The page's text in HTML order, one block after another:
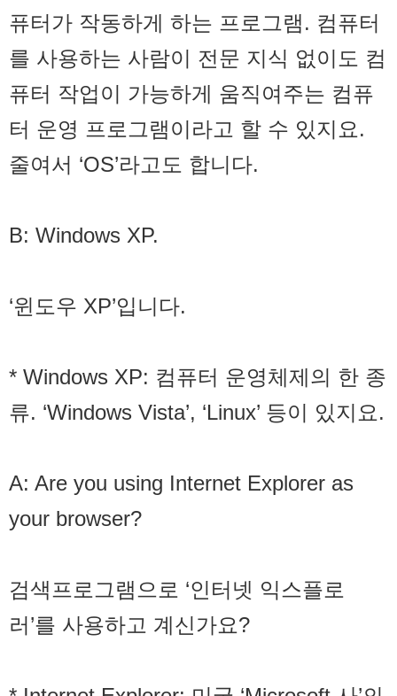
퓨터가 작동하게 하는 프로그램. 컴퓨터
를 사용하는 사람이 전문 지식 없이도 컴
퓨터 작업이 가능하게 움직여주는 컴퓨
터 운영 프로그램이라고 할 수 있지요.
줄여서 ‘OS’라고도 합니다.
B: Windows XP.
‘윈도우 XP’입니다.
* Windows XP: 컴퓨터 운영체제의 한 종
류. ‘Windows Vista’, ‘Linux’ 등이 있지요.
A: Are you using Internet Explorer as
your browser?
검색프로그램으로 ‘인터넷 익스플로
러’를 사용하고 계신가요?